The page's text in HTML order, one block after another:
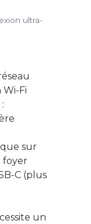
ultra-
Fi
sur
foyer
C (plus
un
son